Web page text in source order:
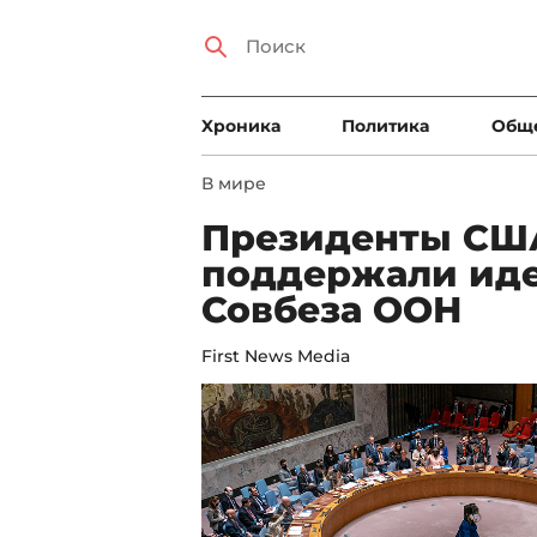
Xроника Политика
В мире
Президенты
поддержали
Совбеза ООН
First News Media